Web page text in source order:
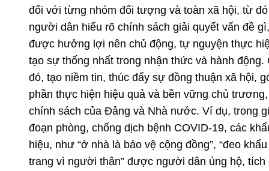
đối với từng nhóm đối tượng và toàn xã hội, từ đó
người dân hiểu rõ chính sách giải quyết vấn đề
được hưởng lợi nên chủ động, tự nguyện thực
tạo sự thống nhất trong nhận thức và hành động.
đó, tạo niềm tin, thúc đẩy sự đồng thuận xã hội,
phần thực hiện hiệu quả và bền vững chủ trương,
chính sách của Đảng và Nhà nước. Ví dụ, trong
đoạn phòng, chống dịch bệnh COVID-19, các
hiệu, như “ở nhà là bảo vệ cộng đồng”, “đeo khẩu
trang vì người thân” được người dân ủng hộ, tích